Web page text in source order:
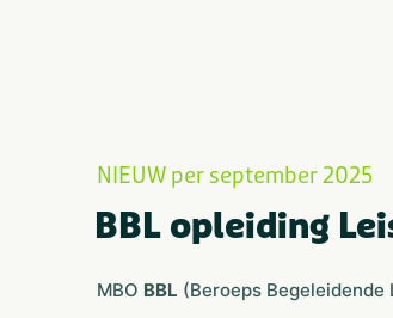
NIEUW per september 2025
BBL opleiding
MBO BBL (Beroeps